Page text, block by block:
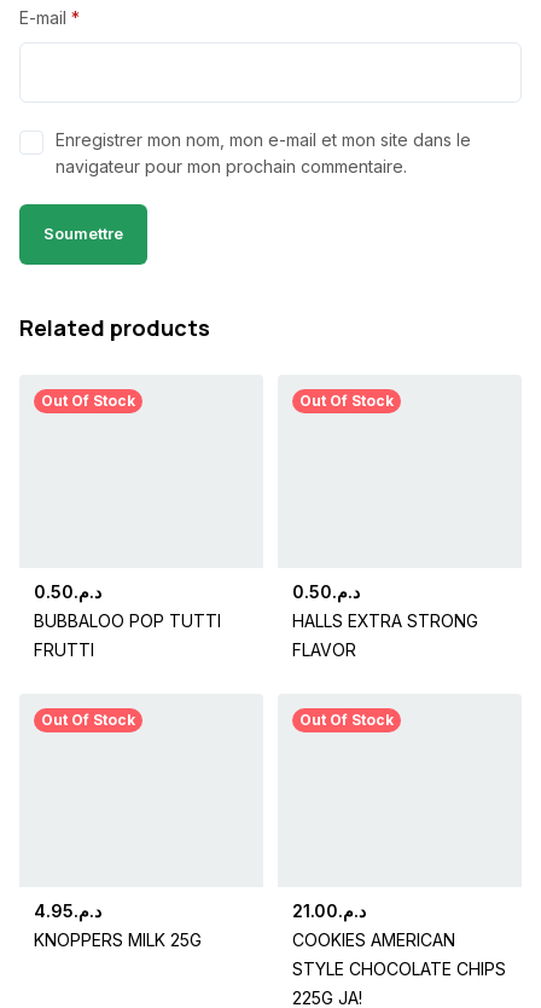
E-mail *
Enregistrer mon nom, mon e-mail et mon site dans le
navigateur pour mon prochain commentaire.
Related products
Out Of Stock
د.م.0.50
BUBBALOO POP TUTTI
FRUTTI
Out Of Stock
د.م.0.50
HALLS EXTRA STRONG
FLAVOR
Out Of Stock
د.م.4.95
KNOPPERS MILK 25G
Out Of Stock
د.م.21.00
COOKIES AMERICAN
STYLE CHOCOLATE CHIPS
225G JA!